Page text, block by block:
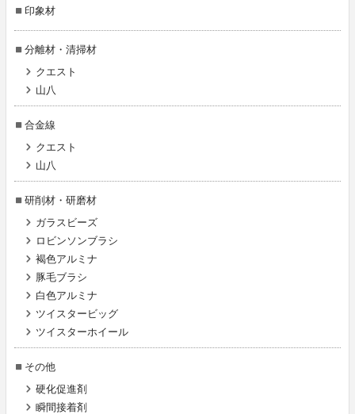
印象材
分離材・清掃材
クエスト
山八
合金線
クエスト
山八
研削材・研磨材
ガラスビーズ
ロビンソンブラシ
褐色アルミナ
豚毛ブラシ
白色アルミナ
ツイスタービッグ
ツイスターホイール
その他
硬化促進剤
瞬間接着剤